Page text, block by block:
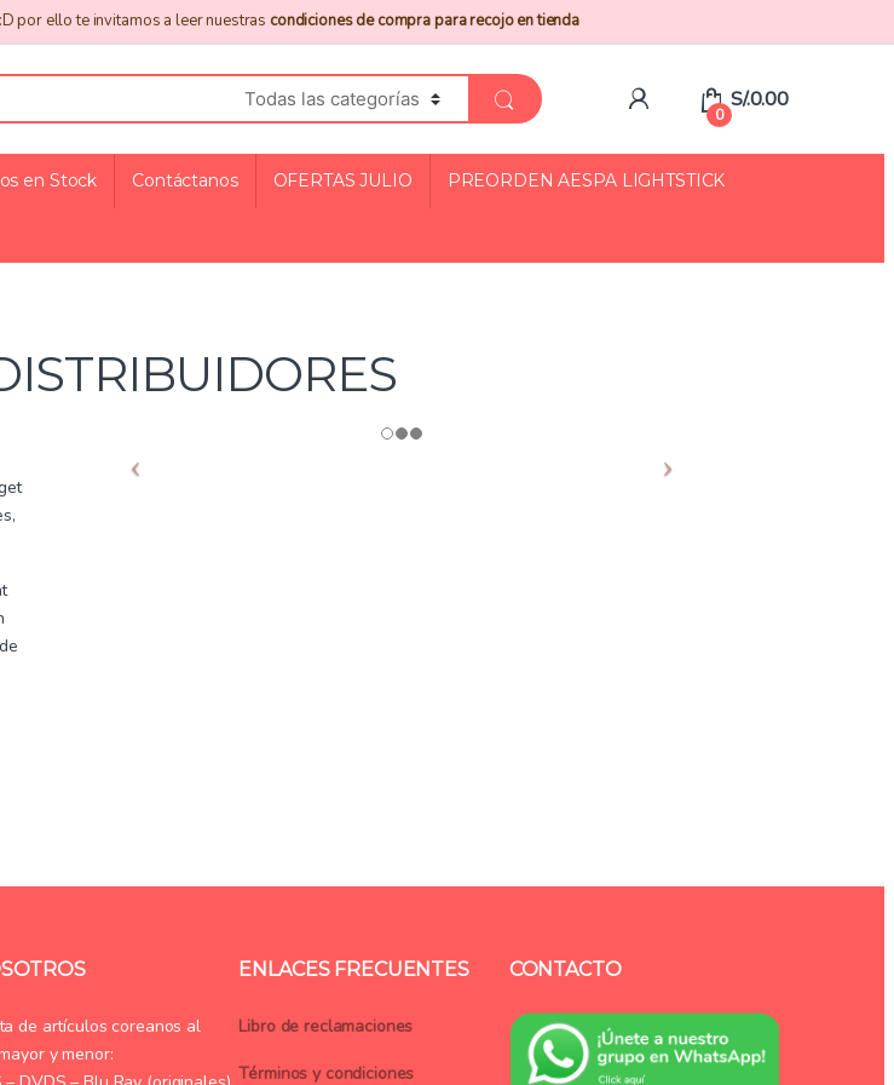
por ello te invitamos a leer nuestras condiciones de compra para recojo en tienda
0
S/.0.00
en Stock Contáctanos OFERTAS JULIO PREORDEN AESPA LIGHTSTICK
de artículos coreanos al
y menor:
ENLACES FRECUENTES
Libro de reclamaciones
Términos y condiciones
CONTACTO